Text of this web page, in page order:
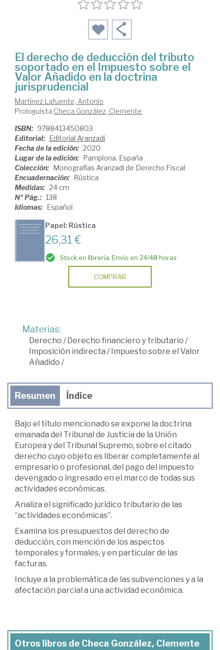
El derecho de deducción del tributo
soportado en el Impuesto sobre el
Valor Añadido en la doctrina
jurisprudencial
Martínez Lafuente, Antonio
Prologuista Checa González, Clemente
ISBN: 9788413450803
Editorial: Editorial Aranzadi
Fecha de la edición: 2020
Lugar de la edición: Pamplona. España
Colección: Monografías Aranzadi de Derecho Fiscal
Encuadernación: Rústica
Medidas: 24 cm
Nº Pág.: 138
Idiomas: Español
Papel: Rústica
26,31 €
Stock en librería. Envío en 24/48 horas
COMPRAR
Materias:
Derecho / Derecho financiero y tributario /
Imposición indirecta / Impuesto sobre el Valor
Añadido /
Resumen Índice
Bajo el título mencionado se expone la doctrina
emanada del Tribunal de Justicia de la Unión
Europea y del Tribunal Supremo, sobre el citado
derecho cuyo objeto es liberar completamente al
empresario o profesional, del pago del impuesto
devengado o ingresado en el marco de todas sus
actividades económicas.
Analiza el significado jurídico tributario de las
“actividades económicas”.
Examina los presupuestos del derecho de
deducción, con mención de los aspectos
temporales y formales, y en particular de las
facturas.
Incluye a la problemática de las subvenciones y a la
afectación parcial a una actividad económica.
Otros libros de Checa González, Clemente